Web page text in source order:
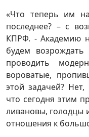
«Что теперь им
последнее? – с
КПРФ. - Академию
будем
проводить
вороватые,
этой задачей?
что сегодня этим
ливановы, голодцы
отношения к